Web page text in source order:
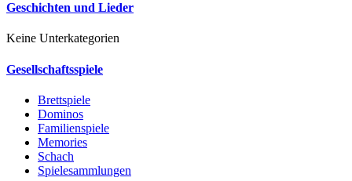
Geschichten und Lieder
Keine Unterkategorien
Gesellschaftsspiele
Brettspiele
Dominos
Familienspiele
Memories
Schach
Spielesammlungen